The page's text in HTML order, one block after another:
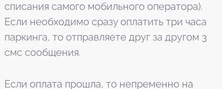
списания самого мобильного оператора).
Если необходимо сразу оплатить три часа
паркинга, то отправляете друг за другом 3
смс сообщения.
Если оплата прошла, то непременно на